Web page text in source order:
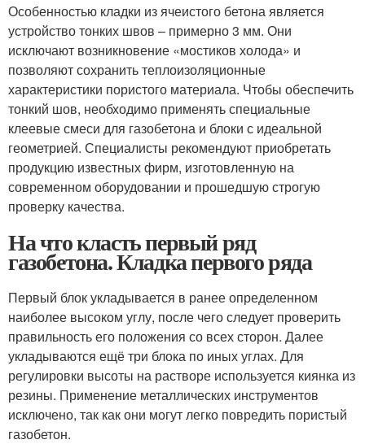
Особенностью кладки из ячеистого бетона является
устройство тонких швов – примерно 3 мм. Они
исключают возникновение «мостиков холода» и
позволяют сохранить теплоизоляционные
характеристики пористого материала. Чтобы обеспечить
тонкий шов, необходимо применять специальные
клеевые смеси для газобетона и блоки с идеальной
геометрией. Специалисты рекомендуют приобретать
продукцию известных фирм, изготовленную на
современном оборудовании и прошедшую строгую
проверку качества.
На что класть первый ряд
газобетона. Кладка первого ряда
Первый блок укладывается в ранее определенном
наиболее высоком углу, после чего следует проверить
правильность его положения со всех сторон. Далее
укладываются ещё три блока по иных углах. Для
регулировки высоты на растворе используется киянка из
резины. Применение металлических инструментов
исключено, так как они могут легко повредить пористый
газобетон.